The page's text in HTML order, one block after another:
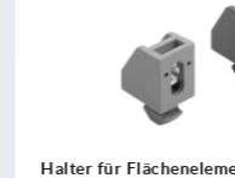
Flächenelemente